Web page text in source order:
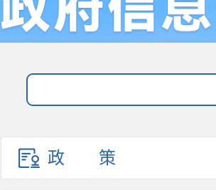
政策